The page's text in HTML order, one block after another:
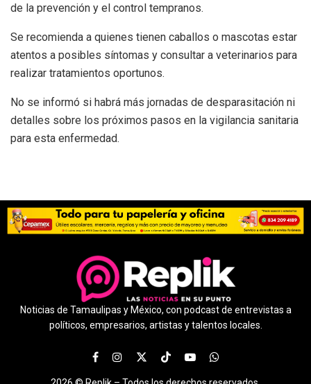
de la prevención y el control tempranos.
Se recomienda a quienes tienen caballos o mascotas estar
atentos a posibles síntomas y consultar a veterinarios para
realizar tratamientos oportunos.
No se informó si habrá más jornadas de desparasitación ni
detalles sobre los próximos pasos en la vigilancia sanitaria
para esta enfermedad.
Noticias de Tamaulipas y México, con podcast de entrevistas a
políticos, empresarios, artistas y talentos locales.